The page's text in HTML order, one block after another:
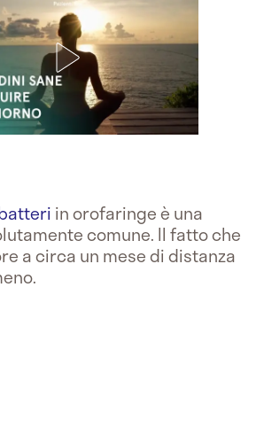
in orofaringeè una
comune. Il fatto che
a circa un mese di distanza